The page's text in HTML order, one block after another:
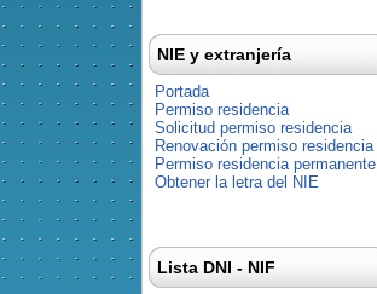
NIE y extranjería
Portada
Permiso residencia
Solicitud permiso residencia
Renovación permiso residencia
Permiso residencia permanente
Obtener la letra del NIE
Lista DNI - NIF